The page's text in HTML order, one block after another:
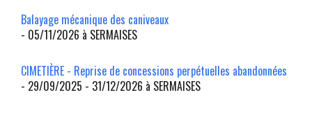
Balayage mécanique des caniveaux
- 05/11/2026 à SERMAISES
CIMETIÈRE - Reprise de concessions perpétuelles abandonnées
- 29/09/2025 - 31/12/2026 à SERMAISES